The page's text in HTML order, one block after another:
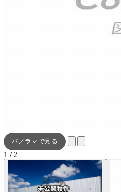
パノラマで見る
1 / 2